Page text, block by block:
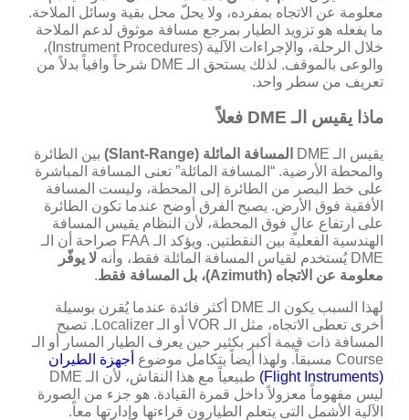
معلومة عن الاتجاه بمفرده، ولا يحلّ محل بقية وسائل الملاحة.
ما يفعله هو تزويد الطيار بمرجع مسافة موثوق لدعم الملاحة
خلال الرحلة، والإجراءات الآلية (Instrument Procedures)،
والوعى بالموقف. لذلك يستحق الـ DME شرحاً وافياً بدلاً من
تعريف من سطر واحد.
ماذا يقيس الـ DME فعلاً
يقيس الـ DME المسافة المائلة (Slant-Range)
بين الطائرة
والمحطة الأرضية. “المسافة المائلة” تعنى المسافة المباشرة
على خط البصر من الطائرة إلى المحطة، وليست المسافة
الأفقية فوق الأرض. يصبح الفرق أوضح عندما تكون الطائرة
على ارتفاع عالٍ فوق المحطة، لأن النظام يقيس المسافة
الهندسية الفعلية بين النقطتين. ويؤكد الـ FAA صراحة أن الـ
DME يُستخدم لقياس المسافة المائلة فقط، وأنه
لا يوفّر
معلومة عن الاتجاه (Azimuth)، بل المسافة فقط
.
لهذا السبب يكون الـ DME أكثر فائدة عندما يُقرن بوسيلة
أخرى تعطى الاتجاه، مثل الـ VOR أو الـ Localizer. تصبح
المسافة ذات قيمة أكبر بكثير حين يعرف الطيار المسار أو الـ
Course مسبقاً. ولهذا أيضاً يتكامل موضوع
أجهزة الطيران
(Flight Instruments)
طبيعياً مع هذا النقاش، لأن الـ DME
ليس مفهوماً معزولاً داخل قمرة القيادة. هو جزء من الصورة
الآلية الأشمل التى يتعلم الطيارون قراءتها وإدارتها معاً.